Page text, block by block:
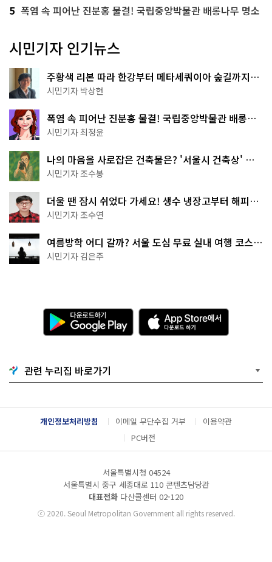
5 폭염 속 피어난 진분홍 물결! 국립중앙박물관 배롱나무 명소
시민기자 인기뉴스
주황색 리본 따라 한강부터 메타세쿼이아 숲길까지…
서울둘레길 15코스
시민기자 박상현
폭염 속 피어난 진분홍 물결! 국립중앙박물관 배롱나
무 명소
시민기자 최정윤
나의 마음을 사로잡은 건축물은? '서울시 건축상' 수
상작 공개!
시민기자 조수봉
더울 땐 잠시 쉬었다 가세요! 생수 냉장고부터 해피소
·무더위쉼터까지
시민기자 조수연
여름방학 어디 갈까? 서울 도심 무료 실내 여행 코스
추천
시민기자 김은주
다
운
로
기
G
o
g
l
e
l
A
p
p
e
서
다
운
드
관련 누리집 바로가기
개인정보처리방침 이메일 무단수집 거부
이용약관
PC버전
서울특별시청 04524
서울특별시 중구 세종대로 110 콘텐츠담당관
대표전화 다산콜센터 02-120
ⓒ2020. Seoul Metropolitan Government all rights reserved.